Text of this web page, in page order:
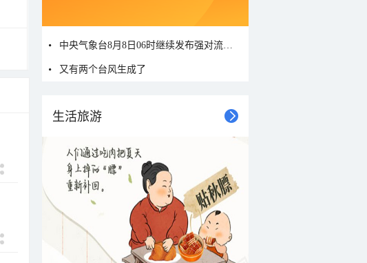
中央气象台8月8日06时继续发布强对流天气蓝色预警
又有两个台风生成了
生活旅游